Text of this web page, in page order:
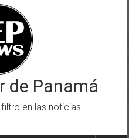
de Panamá
en las noticias